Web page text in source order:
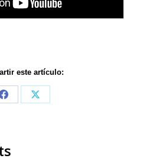
este artículo:
Share
Share